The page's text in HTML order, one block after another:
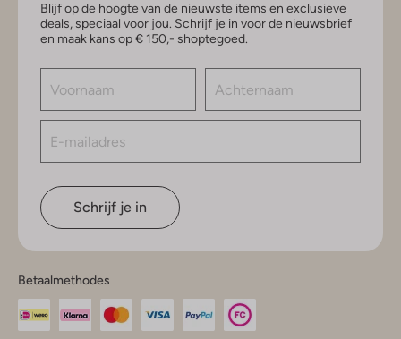
Blijf op de hoogte van de nieuwste items en exclusieve
deals, speciaal voor jou. Schrijf je in voor de nieuwsbrief
en maak kans op € 150,- shoptegoed.
Schrijf je in
Betaalmethodes